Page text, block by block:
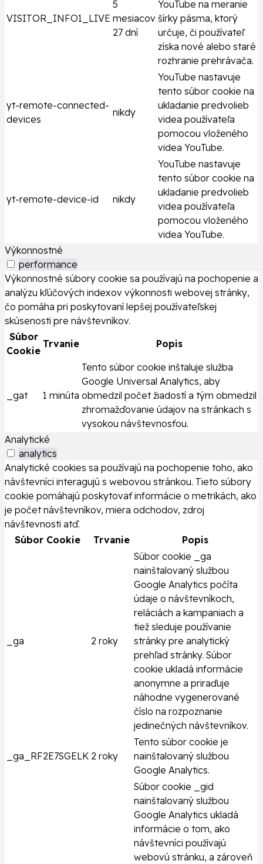
VISITOR_INFO1_LIVE
5
mesiacov
27 dní
YouTube na meranie
šírky pásma, ktorý
určuje, či používateľ
získa nové alebo staré
rozhranie prehrávača.
yt-remote-connected-
devices
nikdy
YouTube nastavuje
tento súbor cookie na
ukladanie predvolieb
videa používateľa
pomocou vloženého
videa YouTube.
yt-remote-device-id nikdy
YouTube nastavuje
tento súbor cookie na
ukladanie predvolieb
videa používateľa
pomocou vloženého
videa YouTube.
Výkonnostné
performance
Výkonnostné súbory cookie sa používajú na pochopenie a
analýzu kľúčových indexov výkonnosti webovej stránky,
čo pomáha pri poskytovaní lepšej používateľskej
skúsenosti pre návštevníkov.
Súbor
Cookie
Trvanie Popis
_gat 1 minúta
Tento súbor cookie inštaluje služba
Google Universal Analytics, aby
obmedzil počet žiadostí a tým obmedzil
zhromažďovanie údajov na stránkach s
vysokou návštevnosťou.
Analytické
analytics
Analytické cookies sa používajú na pochopenie toho, ako
návštevníci interagujú s webovou stránkou. Tieto súbory
cookie pomáhajú poskytovať informácie o metrikách, ako
je počet návštevníkov, miera odchodov, zdroj
návštevnosti atď.
Súbor Cookie
Trvanie Popis
_ga 2 roky
Súbor cookie _ga
nainštalovaný službou
Google Analytics počíta
údaje o návštevníkoch,
reláciách a kampaniach a
tiež sleduje používanie
stránky pre analytický
prehľad stránky. Súbor
cookie ukladá informácie
anonymne a priraďuje
náhodne vygenerované
číslo na rozpoznanie
jedinečných návštevníkov.
_ga_RF2E7SGELK 2 roky
Tento súbor cookie je
nainštalovaný službou
Google Analytics.
Súbor cookie _gid
nainštalovaný službou
Google Analytics ukladá
informácie o tom, ako
návštevníci používajú
webovú stránku, a zároveň